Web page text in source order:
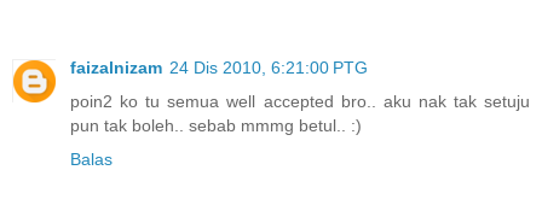
faizalnizam 24 Dis 2010, 6:21:00 PTG
poin2 ko tu semua well accepted bro.. aku nak tak setuju
pun tak boleh.. sebab mmmg betul.. :)
Balas